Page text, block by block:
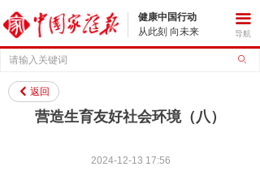
ꄙ
健康中国行动
从此刻 向未来
끀
导航
营造生育友好社会环境（八）
낒 返回
2024-12-13 17:56